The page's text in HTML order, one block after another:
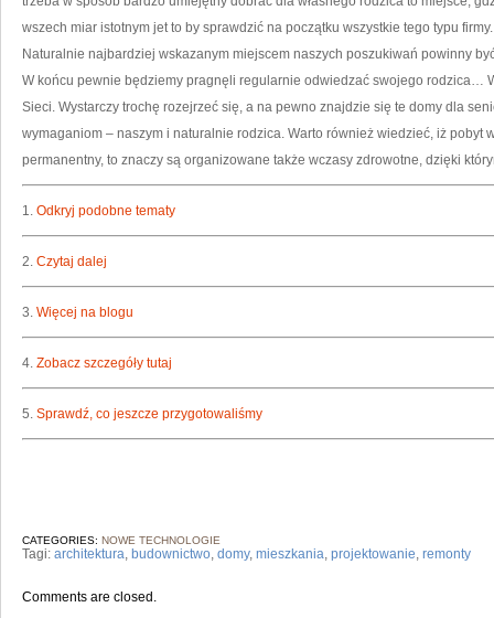
wszech miar istotnym jet to by sprawdzić na początku wszystkie tego typu firmy.
Naturalnie najbardziej wskazanym miejscem naszych poszukiwań powinny
W końcu pewnie będziemy pragnęli regularnie odwiedzać swojego rodzica…
Sieci. Wystarczy trochę rozejrzeć się, a na pewno znajdzie się te domy dla
wymaganiom – naszym i naturalnie rodzica. Warto również wiedzieć, iż pobyt
permanentny, to znaczy są organizowane także wczasy zdrowotne, dzięki
1. Odkryj podobne tematy
2. Czytaj dalej
3. Więcej na blogu
4. Zobacz szczegóły tutaj
5. Sprawdź, co jeszcze przygotowaliśmy
CATEGORIES: NOWE TECHNOLOGIE
Tagi: architektura, budownictwo, domy, mieszkania, projektowanie, remonty
Comments are closed.